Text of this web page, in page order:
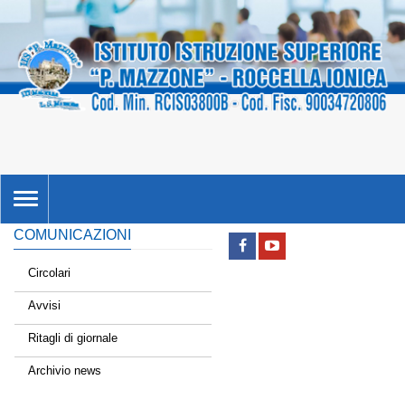
TOGGLE
NAVIGATION
COMUNICAZIONI
Circolari
Avvisi
Ritagli di giornale
Archivio news